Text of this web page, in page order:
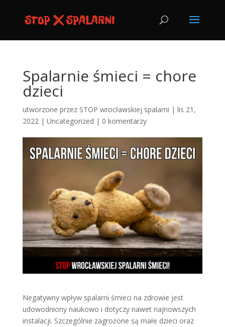
Spalarnie śmieci = chore
dzieci
utworzone przez STOP wrocławskiej spalarni | lis 21,
2022| Uncategorized | 0 komentarzy
Negatywny wpływ spalarni śmieci na zdrowie jest
udowodniony naukowo i dotyczy nawet najnowszych
instalacji. Szczególnie zagrożone są małe dzieci oraz